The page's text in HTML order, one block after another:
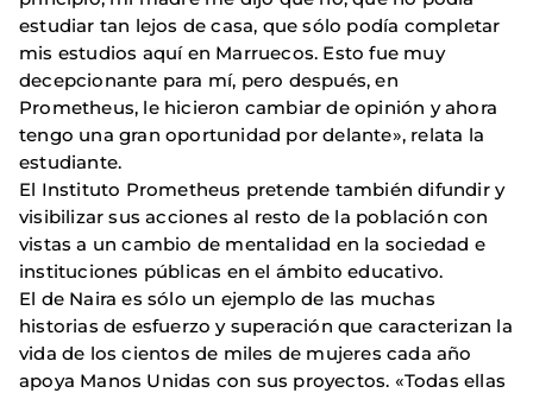
estudiar tan lejos de casa, que sólo podía completar
mis estudios aquí en Marruecos. Esto fue muy
decepcionante para mí, pero después, en
Prometheus, le hicieron cambiar de opinión y ahora
tengo una gran oportunidad por delante», relata la
estudiante.
El Instituto Prometheus pretende también difundir y
visibilizar sus acciones al resto de la población con
vistas a un cambio de mentalidad en la sociedad e
instituciones públicas en el ámbito educativo.
El de Naira es sólo un ejemplo de las muchas
historias de esfuerzo y superación que caracterizan la
vida de los cientos de miles de mujeres cada año
apoya Manos Unidas con sus proyectos. «Todas ellas